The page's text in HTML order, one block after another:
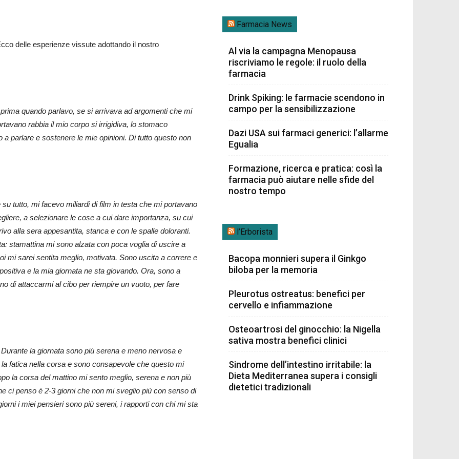
delle esperienze vissute adottando il nostro
quando parlavo, se si arrivava ad argomenti che mi
rabbia il mio corpo si irrigidiva, lo stomaco
parlare e sostenere le mie opinioni. Di tutto questo non
tutto, mi facevo miliardi di film in testa che mi portavano
a selezionare le cose a cui dare importanza, su cui
alla sera appesantita, stanca e con le spalle doloranti.
stamattina mi sono alzata con poca voglia di uscire a
mi sarei sentita meglio, motivata. Sono uscita a correre e
e la mia giornata ne sta giovando. Ora, sono a
di attaccarmi al cibo per riempire un vuoto, per fare
la giornata sono più serena e meno nervosa e
fatica nella corsa e sono consapevole che questo mi
la corsa del mattino mi sento meglio, serena e non più
ci penso è 2-3 giorni che non mi sveglio più con senso di
i miei pensieri sono più sereni, i rapporti con chi mi sta
Farmacia News
Al via la campagna Menopausa
riscriviamo le regole: il ruolo della
farmacia
Drink Spiking: le farmacie scendono in
campo per la sensibilizzazione
Dazi USA sui farmaci generici: l’allarme
Egualia
Formazione, ricerca e pratica: così la
farmacia può aiutare nelle sfide del
nostro tempo
l’Erborista
Bacopa monnieri supera il Ginkgo
biloba per la memoria
Pleurotus ostreatus: benefici per
cervello e infiammazione
Osteoartrosi del ginocchio: la Nigella
sativa mostra benefici clinici
Sindrome dell’intestino irritabile: la
Dieta Mediterranea supera i consigli
dietetici tradizionali